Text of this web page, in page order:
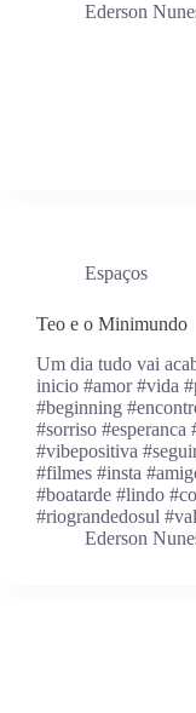
Ederson
Espaços
Teo e o Minimundo
Um dia tudo vai
inicio #amor #vida
#beginning
#sorriso
#vibepositiva
#filmes #insta
#boatarde #lindo
#riograndedosul
Ederson